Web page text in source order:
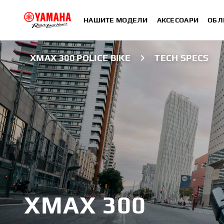
НАШИТЕ МОДЕЛИ АКСЕСОАРИ
XMAX 300 POLICE BIKE TECH SPECS
XMAX 300